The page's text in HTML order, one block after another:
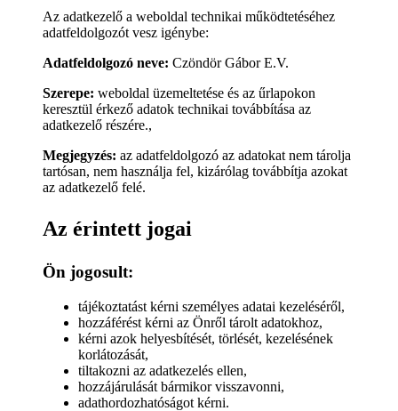
Az adatkezelő a weboldal technikai működtetéséhez
adatfeldolgozót vesz igénybe:
Adatfeldolgozó neve: Czöndör Gábor E.V.
Szerepe: weboldal üzemeltetése és az űrlapokon
keresztül érkező adatok technikai továbbítása az
adatkezelő részére.,
Megjegyzés: az adatfeldolgozó az adatokat nem tárolja
tartósan, nem használja fel, kizárólag továbbítja azokat
az adatkezelő felé.
Az érintett jogai
Ön jogosult:
tájékoztatást kérni személyes adatai kezeléséről,
hozzáférést kérni az Önről tárolt adatokhoz,
kérni azok helyesbítését, törlését, kezelésének
korlátozását,
tiltakozni az adatkezelés ellen,
hozzájárulását bármikor visszavonni,
adathordozhatóságot kérni.